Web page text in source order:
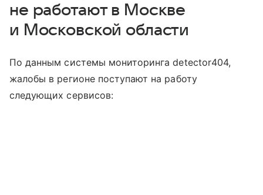
не работают в Москве
и Московской области
По данным системы мониторинга detector404,
жалобы в регионе поступают на работу
следующих сервисов: